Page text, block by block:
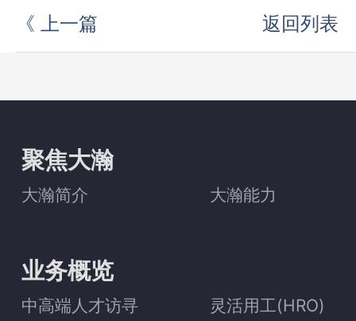
《 上一篇 返回列表
聚焦大瀚
大瀚简介 大瀚能力
业务概览
中高端人才访寻
灵活用工(HRO)